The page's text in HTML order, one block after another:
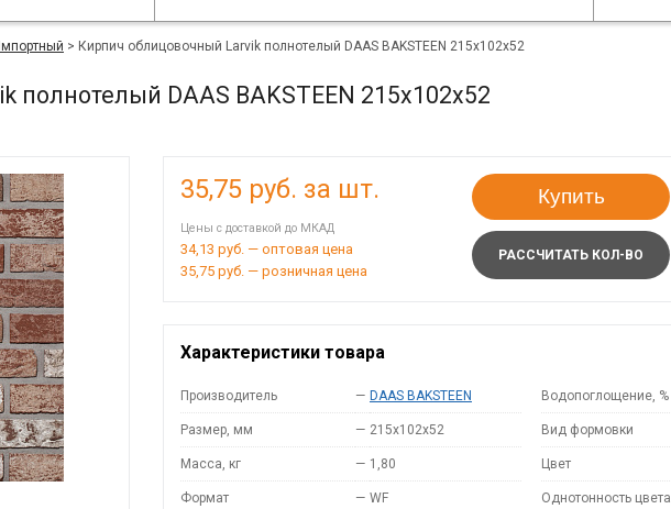
> Кирпич облицовочный Larvik полнотелый DAAS BAKSTEEN 215x102x52
полнотелый DAAS BAKSTEEN 215x102x52
35,75 руб. за шт.
Цены с доставкой до МКАД
34,13 руб. — оптовая цена
35,75 руб. — розничная цена
Купить
РАССЧИТАТЬ КОЛ-ВО
Характеристики товара
Производитель — DAAS BAKSTEEN
Размер, мм — 215x102x52
Масса, кг — 1,80
Формат — WF
Водопоглощение, %
Вид формовки
Цвет
Однотонность цвета